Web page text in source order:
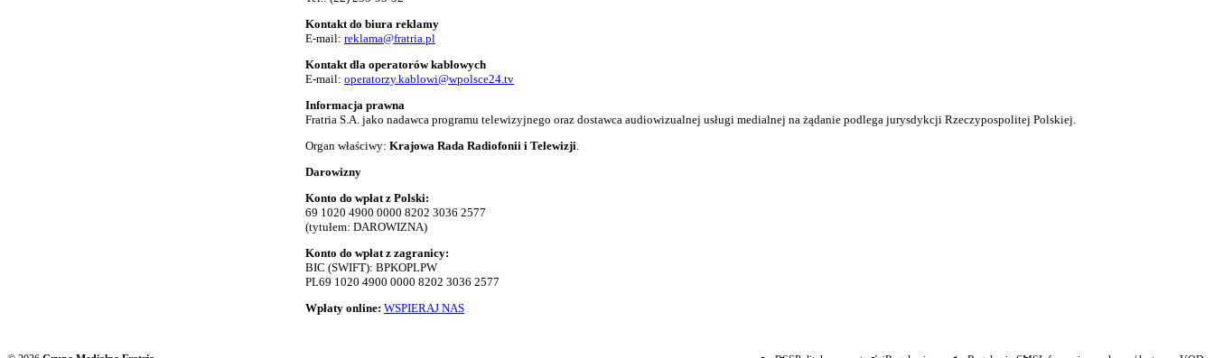
Kontakt do biura reklamy
E-mail: reklama@fratria.pl
Kontakt dla operatorów kablowych
E-mail: operatorzy.kablowi@wpolsce24.tv
Informacja prawna
Fratria S.A. jako nadawca programu telewizyjnego oraz dostawca audiowizualnej usługi medialnej na żądanie podlega jurysdykcji Rzeczypospolitej Polskiej.
Organ właściwy: Krajowa Rada Radiofonii i Telewizji
Darowizny
Konto do wpłat z Polski:
69 1020 4900 0000 8202 3036 2577
(tytułem: DAROWIZNA)
Konto do wpłat z zagranicy:
BIC (SWIFT): BPKOPLPW
PL69 1020 4900 0000 8202 3036 2577
Wpłaty online: WSPIERAJ NAS